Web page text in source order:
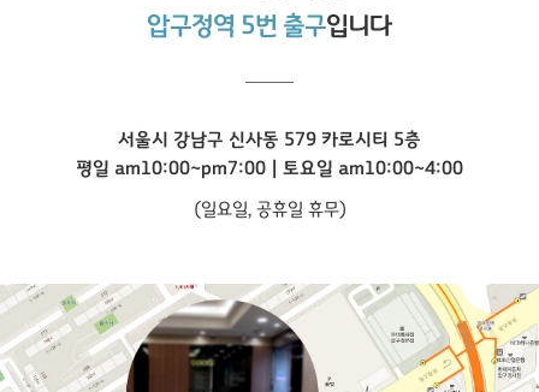
압구정역 5번 출구입니다
서울시 강남구 신사동 579 카로시티 5층
평일 am10:00~pm7:00 | 토요일 am10:00~4:00
(일요일, 공휴일 휴무)